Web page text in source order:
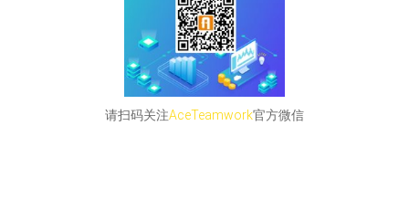
请扫码关注AceTeamwork官方微信